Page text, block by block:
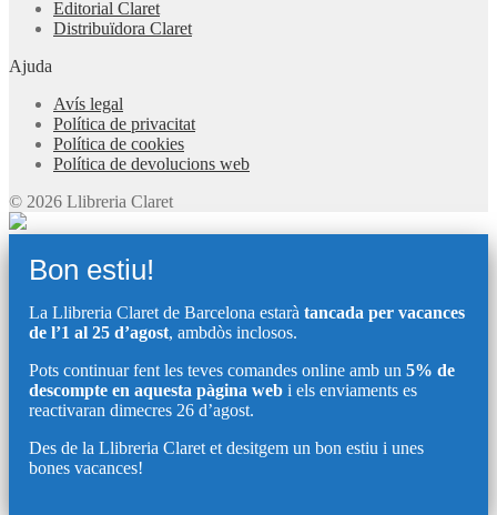
Editorial Claret
Distribuïdora Claret
Ajuda
Avís legal
Política de privacitat
Política de cookies
Política de devolucions web
© 2026 Llibreria Claret
Bon estiu!
La Llibreria Claret de Barcelona estarà tancada per vacances
de l’1 al 25 d’agost, ambdòs inclosos.
Pots continuar fent les teves comandes online amb un 5% de
descompte en aquesta pàgina web i els enviaments es
reactivaran dimecres 26 d’agost.
Des de la Llibreria Claret et desitgem un bon estiu i unes
bones vacances!